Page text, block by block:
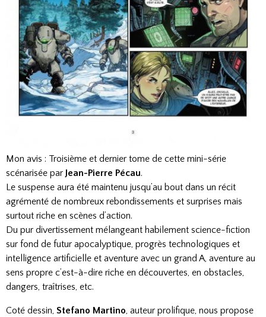
Mon avis : Troisième et dernier tome de cette mini-série
scénarisée par Jean-Pierre Pécau.
Le suspense aura été maintenu jusqu’au bout dans un récit
agrémenté de nombreux rebondissements et surprises mais
surtout riche en scènes d’action.
Du pur divertissement mélangeant habilement science-fiction
sur fond de futur apocalyptique, progrès technologiques et
intelligence artificielle et aventure avec un grand A, aventure au
sens propre c’est-à-dire riche en découvertes, en obstacles,
dangers, traîtrises, etc.
Coté dessin, Stefano Martino, auteur prolifique, nous propose